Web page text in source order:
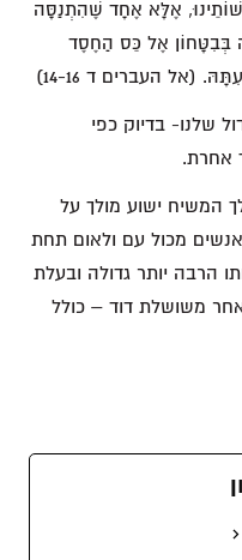
אֶלָּא אֶחָד שֶׁהִתְנַסָּה
בְּבִטָּחוֹן אֶל כֵּס הַחֶסֶד
העברים ד 14-16)
שלנו- בדיוק כפי
אחרת.
המשיח ישוע מולך על
אנשים מכול עם ולאום תחת
הרבה יותר גדולה ובעלת
משושלת דוד – כולל